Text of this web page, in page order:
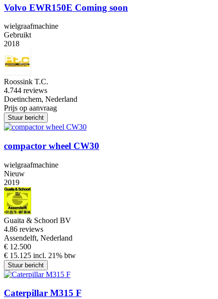
Volvo EWR150E Coming soon
wielgraafmachine
Gebruikt
2018
Roossink T.C.
4.744 reviews
Doetinchem, Nederland
Prijs op aanvraag
Stuur bericht
compactor wheel CW30
wielgraafmachine
Nieuw
2019
Guaita & Schoorl BV
4.86 reviews
Assendelft, Nederland
€ 12.500
€ 15.125 incl. 21% btw
Stuur bericht
Caterpillar M315 F